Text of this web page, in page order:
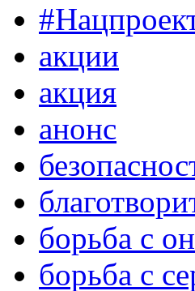
акции
акция
анонс
борьба с
борьба с